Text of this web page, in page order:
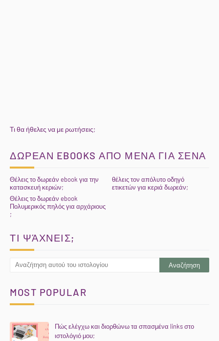
Τι θα ήθελες να με ρωτήσεις;
ΔΩΡΕΑΝ EBOOKS ΑΠΟ ΜΕΝΑ ΓΙΑ ΣΕΝΑ
Θέλεις το δωρεάν ebook για την
κατασκευή κεριών;
θέλεις τον απόλυτο οδηγό
ετικετών για κεριά δωρεάν;
Θέλεις το δωρεάν ebook
Πολυμερικός πηλός για αρχάριους
;
ΤΙ ΨΆΧΝΕΙΣ;
MOST POPULAR
Πώς ελέγχω και διορθώνω τα σπασμένα links στο
ιστολόγιό μου;